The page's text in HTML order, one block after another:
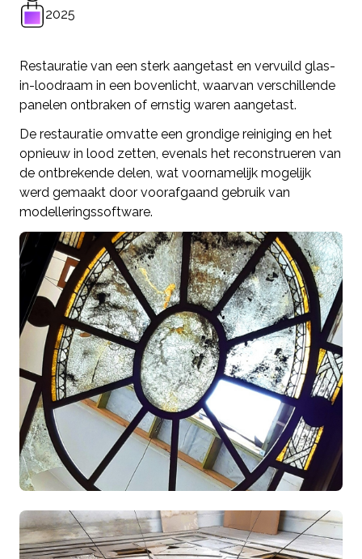
2025
Restauratie van een sterk aangetast en vervuild glas-
in-loodraam in een bovenlicht, waarvan verschillende
panelen ontbraken of ernstig waren aangetast.
De restauratie omvatte een grondige reiniging en het
opnieuw in lood zetten, evenals het reconstrueren van
de ontbrekende delen, wat voornamelijk mogelijk
werd gemaakt door voorafgaand gebruik van
modelleringssoftware.